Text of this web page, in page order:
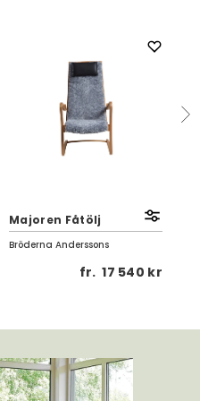
Majoren Fåtölj
Bröderna Anderssons
fr. 17 540 kr